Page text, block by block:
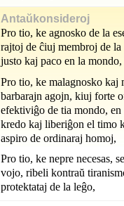
Antaŭkonsideroj
Pro tio, ke agnosko de la
rajtoj de ĉiuj membroj de
justo kaj paco en la mondo,
Pro tio, ke malagnosko kaj
barbarajn agojn, kiuj forte
efektiviĝo de tia mondo,
kredo kaj liberiĝon el timo
aspiro de ordinaraj homoj,
Pro tio, ke nepre necesas,
vojo, ribeli kontraŭ
protektataj de la leĝo,